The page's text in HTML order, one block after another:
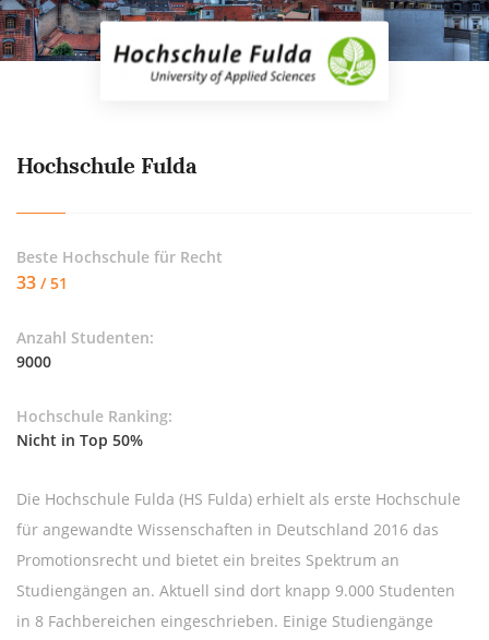
Hochschule Fulda
Beste Hochschule für Recht
33 / 51
Anzahl Studenten:
9000
Hochschule Ranking:
Nicht in Top 50%
Die Hochschule Fulda (HS Fulda) erhielt als erste Hochschule
für angewandte Wissenschaften in Deutschland 2016 das
Promotionsrecht und bietet ein breites Spektrum an
Studiengängen an. Aktuell sind dort knapp 9.000 Studenten
in 8 Fachbereichen eingeschrieben. Einige Studiengänge